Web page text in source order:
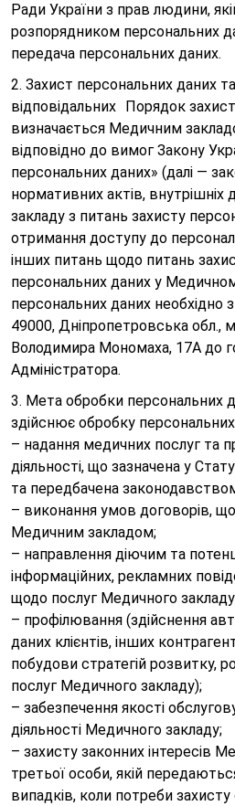
Ради України з прав людини,
розпорядником персональних
передача персональних даних.
2. Захист персональних даних
відповідальних Порядок
визначається Медичним
відповідно до вимог Закону
персональних даних» (далі —
нормативних актів,
закладу з питань захисту
отримання доступу до
інших питань щодо питань
персональних даних у
персональних даних необхідно
49000, Дніпропетровська обл.,
Володимира Мономаха, 17А до
Адміністратора.
3. Мета обробки персональних
здійснює обробку
– надання медичних послуг та
діяльності, що зазначена у
та передбачена
– виконання умов договорів,
Медичним закладом;
– направлення діючим та
інформаційних, рекламних
щодо послуг Медичного
– профілювання (здійснення
даних клієнтів, інших
побудови стратегій розвитку,
послуг Медичного закладу);
– забезпечення якості
діяльності Медичного закладу;
– захисту законних інтересів
третьої особи, якій
випадків, коли потреби